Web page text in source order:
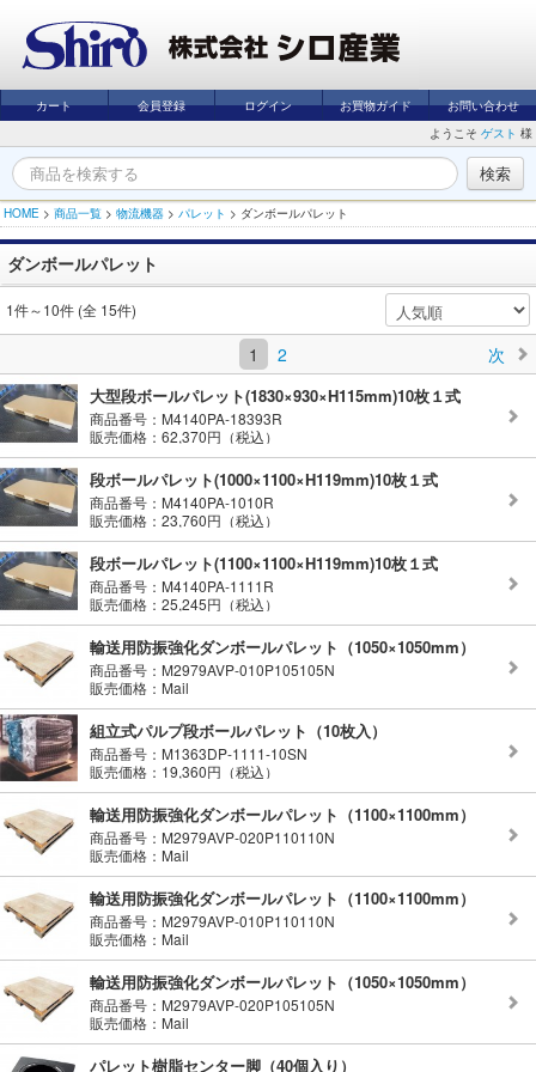
カート 会員登録 ログイン お買物ガイド
お問い合わせ
ようこそ ゲスト 様
HOME > 商品一覧 > 物流機器 > パレット > ダンボールパレット
ダンボールパレット
1件～10件 (全 15件)
1 2 次
大型段ボールパレット(1830×930×H115mm)10枚１式
商品番号：M4140PA-18393R
販売価格：62,370円（税込）
段ボールパレット(1000×1100×H119mm)10枚１式
商品番号：M4140PA-1010R
販売価格：23,760円（税込）
段ボールパレット(1100×1100×H119mm)10枚１式
商品番号：M4140PA-1111R
販売価格：25,245円（税込）
輸送用防振強化ダンボールパレット（1050×1050mm）
商品番号：M2979AVP-010P105105N
販売価格：Mail
組立式パルプ段ボールパレット（10枚入）
商品番号：M1363DP-1111-10SN
販売価格：19,360円（税込）
輸送用防振強化ダンボールパレット（1100×1100mm）
商品番号：M2979AVP-020P110110N
販売価格：Mail
輸送用防振強化ダンボールパレット（1100×1100mm）
商品番号：M2979AVP-010P110110N
販売価格：Mail
輸送用防振強化ダンボールパレット（1050×1050mm）
商品番号：M2979AVP-020P105105N
販売価格：Mail
パレット樹脂センター脚（40個入り）